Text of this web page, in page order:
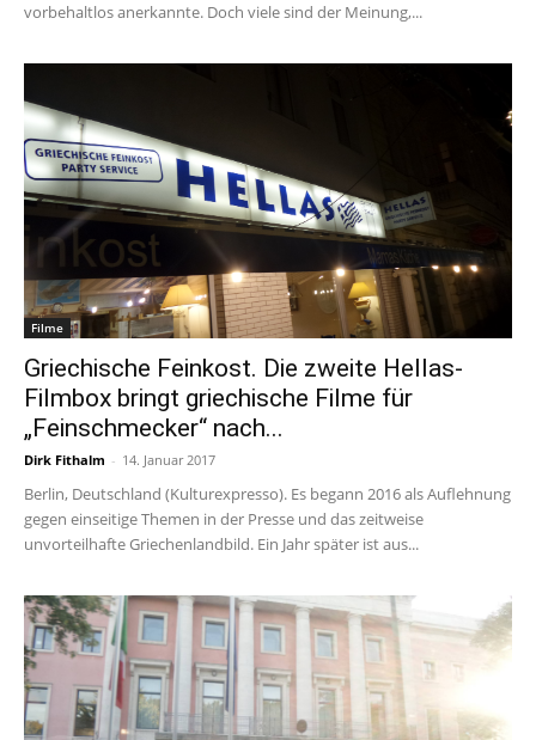
vorbehaltlos anerkannte. Doch viele sind der Meinung,...
Filme
Griechische Feinkost. Die zweite Hellas-
Filmbox bringt griechische Filme für
„Feinschmecker“ nach...
Dirk Fithalm - 14. Januar 2017
Berlin, Deutschland (Kulturexpresso). Es begann 2016 als Auflehnung
gegen einseitige Themen in der Presse und das zeitweise
unvorteilhafte Griechenlandbild. Ein Jahr später ist aus...